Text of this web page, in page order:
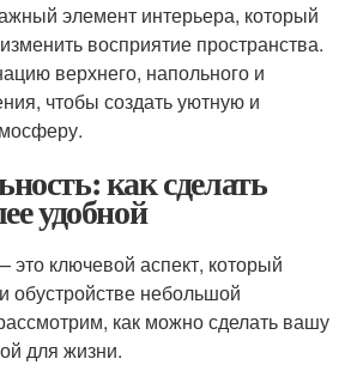
элемент интерьера, который
восприятие пространства.
верхнего, напольного и
чтобы создать уютную и
как сделать
удобной
это ключевой аспект, который
обустройстве небольшой
как можно сделать вашу
для жизни.